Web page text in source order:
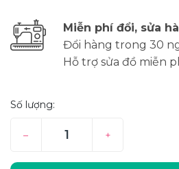
Miễn phí đổi, sửa
Đổi hàng trong 30
Hỗ trợ sửa đồ miễn
Số lượng:
– +